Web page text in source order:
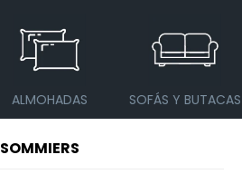
ALMOHADAS SOFÁS Y BUTACAS
SOMMIERS